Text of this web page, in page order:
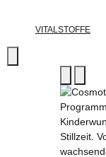
VITALSTOFFE